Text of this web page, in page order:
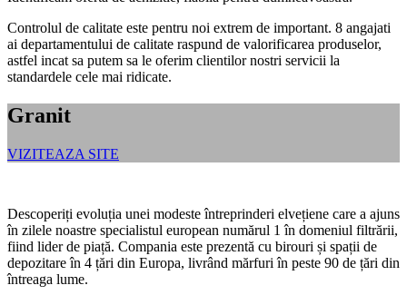
Controlul de calitate este pentru noi extrem de important. 8 angajati
ai departamentului de calitate raspund de valorificarea produselor,
astfel incat sa putem sa le oferim clientilor nostri servicii la
standardele cele mai ridicate.
Granit
VIZITEAZA SITE
Descoperiți evoluția unei modeste întreprinderi elvețiene care a ajuns
în zilele noastre specialistul european numărul 1 în domeniul filtrării,
fiind lider de piață. Compania este prezentă cu birouri și spații de
depozitare în 4 țări din Europa, livrând mărfuri în peste 90 de țări din
întreaga lume.